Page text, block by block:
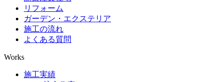
リフォーム
ガーデン・エクステリア
施工の流れ
よくある質問
Works
施工実績